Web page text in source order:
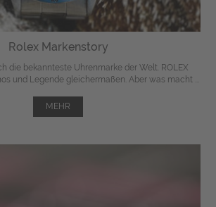
Rolex Markenstory
die bekannteste Uhrenmarke der Welt. ROLEX
und Legende gleichermaßen. Aber was macht ...
MEHR